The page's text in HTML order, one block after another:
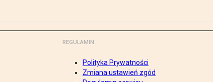
REGULAMIN
Polityka Prywatności
Zmiana ustawień zgód